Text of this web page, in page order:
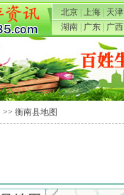
北京 上海 天津
湖南
广东 广西
>> 衡南县地图